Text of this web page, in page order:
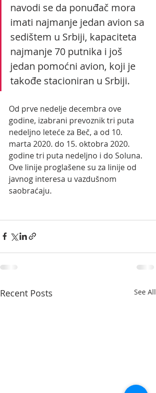
navodi se da ponuđač mora
imati najmanje jedan avion sa
sedištem u Srbiji, kapaciteta
najmanje 70 putnika i još
jedan pomoćni avion, koji je
takođe stacioniran u Srbiji.
Od prve nedelje decembra ove
godine, izabrani prevoznik tri puta
nedeljno leteće za Beč, a od 10.
marta 2020. do 15. oktobra 2020.
godine tri puta nedeljno i do Soluna.
Ove linije proglašene su za linije od
javnog interesa u vazdušnom
saobraćaju.
Recent Posts See All